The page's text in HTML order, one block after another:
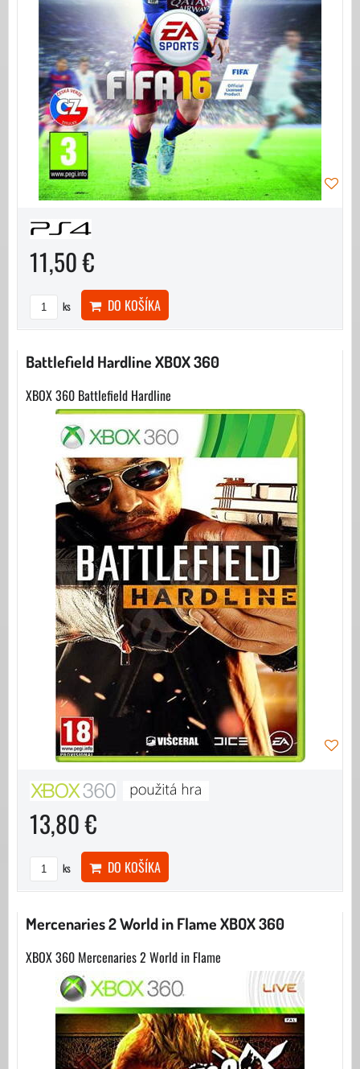
11,50 €
ks DO KOŠÍKA
Battlefield Hardline XBOX 360
XBOX 360 Battlefield Hardline
13,80 €
ks DO KOŠÍKA
Mercenaries 2 World in Flame XBOX 360
XBOX 360 Mercenaries 2 World in Flame